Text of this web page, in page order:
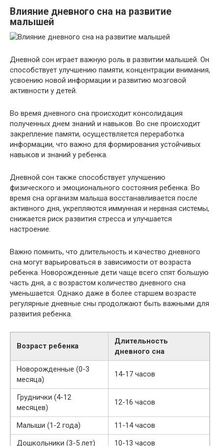
Влияние дневного сна на развитие
малышей
Дневной сон играет важную роль в развитии малышей. Он
способствует улучшению памяти, концентрации внимания,
усвоению новой информации и развитию мозговой
активности у детей.
Во время дневного сна происходит консолидация
полученных днем знаний и навыков. Во сне происходит
закрепление памяти, осуществляется переработка
информации, что важно для формирования устойчивых
навыков и знаний у ребенка.
Дневной сон также способствует улучшению
физического и эмоционального состояния ребенка. Во
время сна организм малыша восстанавливается после
активного дня, укрепляются иммунная и нервная системы,
снижается риск развития стресса и улучшается
настроение.
Важно помнить, что длительность и качество дневного
сна могут варьироваться в зависимости от возраста
ребенка. Новорожденные дети чаще всего спят большую
часть дня, а с возрастом количество дневного сна
уменьшается. Однако даже в более старшем возрасте
регулярные дневные сны продолжают быть важными для
развития ребенка.
Возраст ребенка
Длительность
дневного сна
Новорожденные (0-3
месяца)
14-17 часов
Груднички (4-12
месяцев)
12-16 часов
Малыши (1-2 года)
11-14 часов
Дошкольники (3-5 лет)
10-13 часов